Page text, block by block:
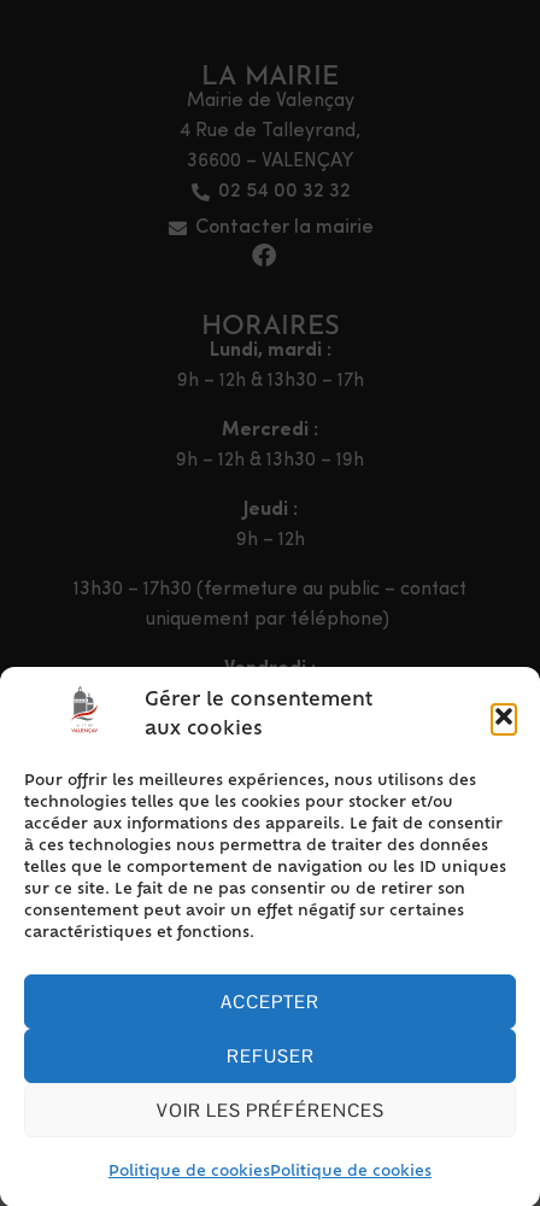
Gérer le consentement
aux cookies
Pour offrir les meilleures expériences, nous utilisons des
technologies telles que les cookies pour stocker et/ou
accéder aux informations des appareils. Le fait de consentir
à ces technologies nous permettra de traiter des données
telles que le comportement de navigation ou les ID uniques
sur ce site. Le fait de ne pas consentir ou de retirer son
consentement peut avoir un effet négatif sur certaines
caractéristiques et fonctions.
ACCEPTER
REFUSER
VOIR LES PRÉFÉRENCES
Politique de cookiesPolitique de cookies
LA MAIRIE
Mairie de Valençay
4 Rue de Talleyrand,
36600 – VALENÇAY
02 54 00 32 32
Contacter la mairie
HORAIRES
Lundi, mardi :
9h – 12h & 13h30 – 17h
Mercredi :
9h – 12h & 13h30 – 19h
Jeudi :
9h – 12h
13h30 – 17h30 (fermeture au public – contact
uniquement par téléphone)
Vendredi :
9h – 12h & 13h30 – 16h30
ACCÈS RAPIDE
Accueil
Contact
Plan du site
Mentions légales
Politique de cookies (UE)
collectivités & GRC/GRU)